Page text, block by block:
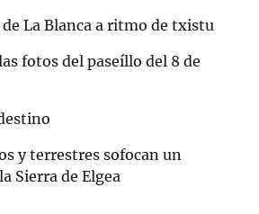
La Blanca a ritmo de txistu
fotos del paseíllo del 8 de
y terrestres sofocan un
Sierra de Elgea